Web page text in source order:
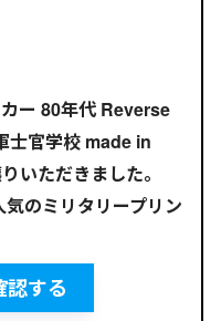
ー 80年代 Reverse
士官学校 made in
いただきました。
のミリタリープリン
認する